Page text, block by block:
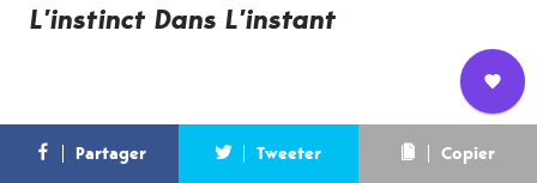
L’équipe
Nous
rejoindre
Newsletter
L’instinct Dans L’instant
Partager Tweeter Copier